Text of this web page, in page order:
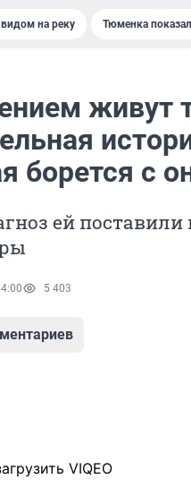
на реку Тюменка
живут
борется с
ей
5 403
VIQEO